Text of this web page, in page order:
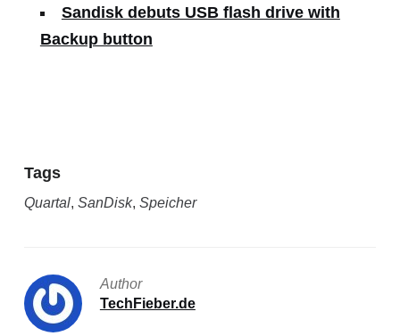
Sandisk debuts USB flash drive with
Backup button
Tags
Quartal, SanDisk, Speicher
Author
TechFieber.de